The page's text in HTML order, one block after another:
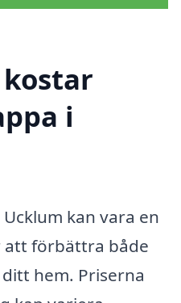
i
kan vara en
förbättra både
hem. Priserna